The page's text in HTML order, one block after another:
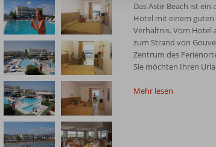
Das Astir Beach ist ein
Hotel mit einem guten
Verhältnis. Vom Hotel
zum Strand von
Zentrum des
Sie möchten Ihren
Mehr lesen